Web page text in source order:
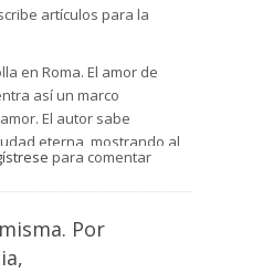
artículos para la
en Roma. El amor de
así un marco
El autor sabe
eterna, mostrando al
al tono de lo que
de Miguel. Y
amor de Giulia. A lo
lector tiene acceso a las
Giulia había escrito en
para comentar
Por